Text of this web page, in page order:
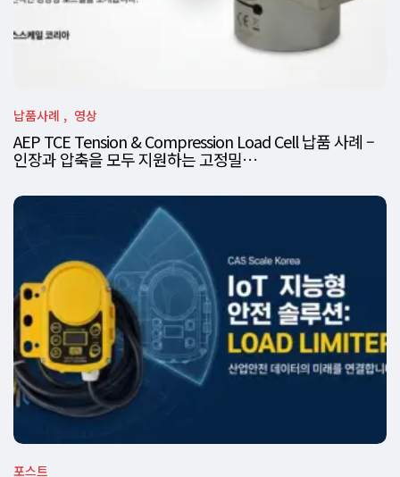
납품사례 영상
AEP TCE Tension & Compression Load Cell 납품 사례 –
인장과 압축을 모두 지원하는 고정밀…
포스트